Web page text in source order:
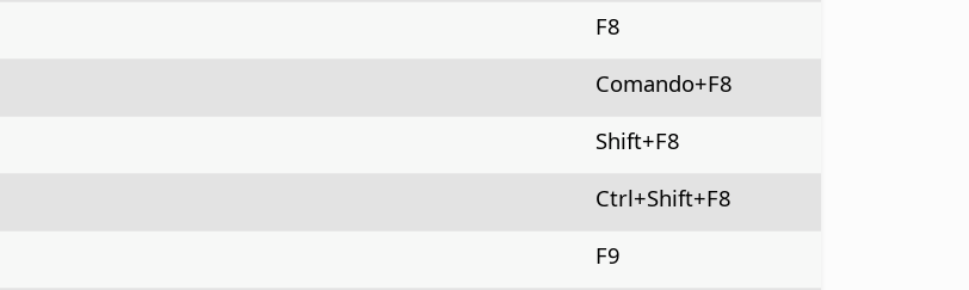
F8
Comando+F8
Shift+F8
Ctrl+Shift+F8
F9